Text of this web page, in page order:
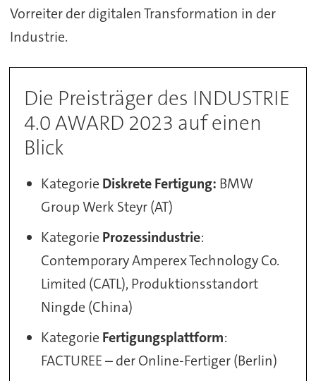
Vorreiter der digitalen Transformation in der
Industrie.
Die Preisträger des INDUSTRIE
4.0 AWARD 2023 auf einen
Blick
Kategorie Diskrete Fertigung: BMW
Group Werk Steyr (AT)
Kategorie Prozessindustrie:
Contemporary Amperex Technology Co.
Limited (CATL), Produktionsstandort
Ningde (China)
Kategorie Fertigungsplattform:
FACTUREE – der Online-Fertiger (Berlin)